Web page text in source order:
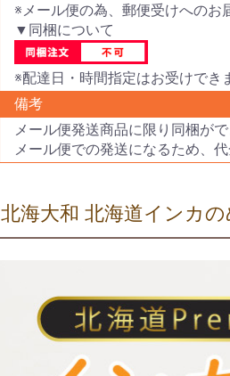
※メール便の為、郵便受けへのお
▼同梱について
※配達日・時間指定はお受けでき
備考
メール便発送商品に限り同梱が
メール便での発送になるため、
北海大和 北海道インカ